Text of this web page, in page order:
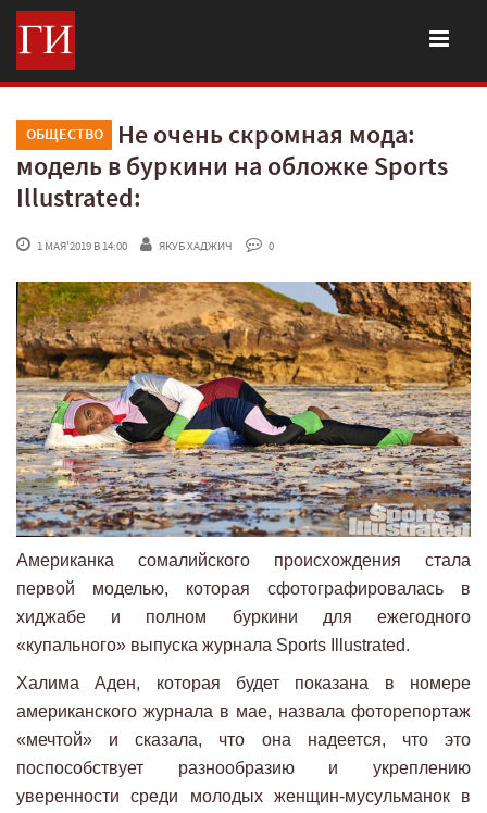
ОБЩЕСТВО
Не очень скромная мода:
модель в буркини на обложке Sports
Illustrated:
1 МАЯ'2019 В 14:00 ЯКУБ ХАДЖИЧ 0
Американка сомалийского происхождения стала
первой моделью, которая сфотографировалась в
хиджабе и полном буркини для ежегодного
«купального» выпуска журнала Sports Illustrated.
Халима Аден, которая будет показана в номере
американского журнала в мае, назвала фоторепортаж
«мечтой» и сказала, что она надеется, что это
поспособствует разнообразию и укреплению
уверенности среди молодых женщин-мусульманок в